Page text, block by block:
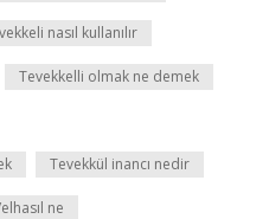
nasıl kullanılır
Tevekkelli olmak ne demek
Tevekkül inancı nedir
ne